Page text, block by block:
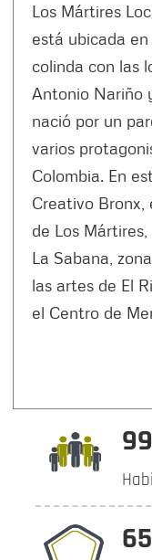
Los Mártires
está ubicada
colinda con las
Antonio Nariño
nació por un
varios
Colombia. En
Creativo Bronx,
de Los
La Sabana,
las artes de El
el Centro de